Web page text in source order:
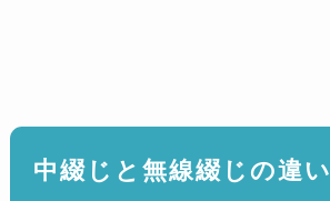
中綴じと無線綴じの違い